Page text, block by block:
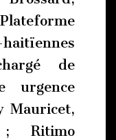
de
urgence
Mauricet,
; Ritimo